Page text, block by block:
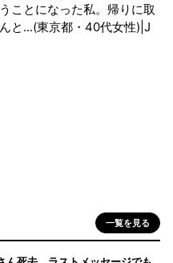
ことになった私。帰りに取
と...(東京都・40代女性)|J
一覧を見る